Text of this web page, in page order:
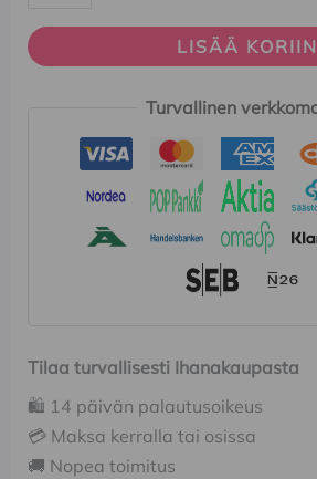
LISÄÄ KORIIN
Turvallinen
Tilaa turvallisesti Ihanakaupasta
🛍️ 14 päivän palautusoikeus
💳 Maksa kerralla tai osissa
🚚 Nopea toimitus